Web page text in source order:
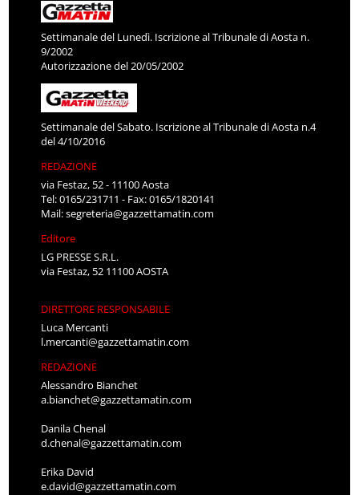
Settimanale del Lunedì. Iscrizione al Tribunale di Aosta n.
9/2002
Autorizzazione del 20/05/2002
Settimanale del Sabato. Iscrizione al Tribunale di Aosta n.4
del 4/10/2016
REDAZIONE
via Festaz, 52 - 11100 Aosta
Tel: 0165/231711 - Fax: 0165/1820141
Mail:segreteria@gazzettamatin.com
Editore
LG PRESSE S.R.L.
via Festaz, 52 11100 AOSTA
DIRETTORE RESPONSABILE
Luca Mercanti
l.mercanti@gazzettamatin.com
REDAZIONE
Alessandro Bianchet
a.bianchet@gazzettamatin.com
Danila Chenal
d.chenal@gazzettamatin.com
Erika David
e.david@gazzettamatin.com